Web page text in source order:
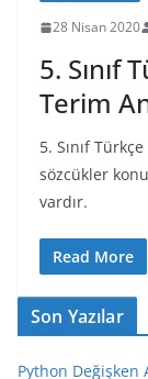
28 Nisan 2020
5. Sınıf
Terim
5. Sınıf
sözcükler
vardır.
Read More
Son Yazılar
Python Değişken